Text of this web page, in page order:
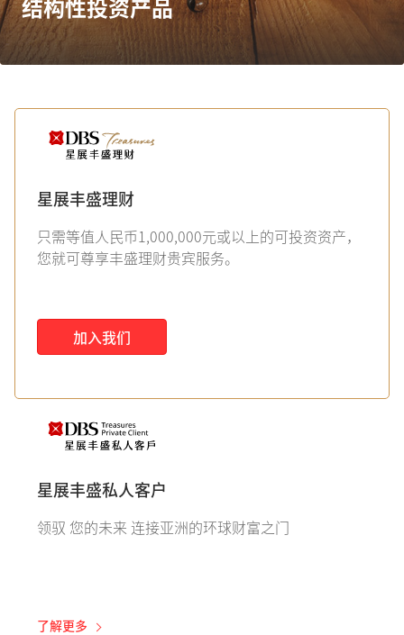
结构性投资产品
星展丰盛理财
只需等值人民币1,000,000元或以上的可投资资产，
您就可尊享丰盛理财贵宾服务。
加入我们
星展丰盛私人客户
领驭 您的未来 连接亚洲的环球财富之门
了解更多